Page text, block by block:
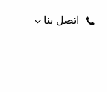
اتصل بنا